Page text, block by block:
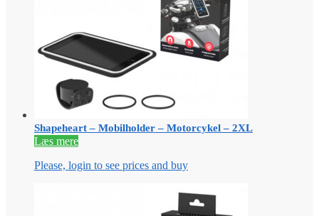
Shapeheart – Mobilholder – Motorcykel – 2XL
Læs mere
Please, login to see prices and buy